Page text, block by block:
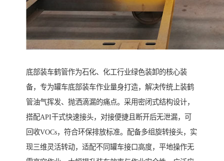
底部装车鹤管作为石化、化工行业绿色装卸的核心装
备，专为罐车底部装车作业量身打造，解决传统上装鹤
管油气挥发、抛洒滴漏的痛点。采用密闭式结构设计，
搭配API干式快速接头，对接便捷且断开后无泄漏，可
回收VOCs，符合环保排放标准。配备多组旋转接头，实
现三维灵活转动，适配不同罐车接口高度，平地操作无